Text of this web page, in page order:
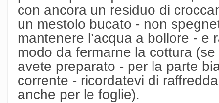
con ancora un residuo di
un mestolo bucato - non
mantenere l’acqua a bollore - e
modo da fermarne la cottura
avete preparato - per la parte
corrente - ricordatevi di
anche per le foglie).